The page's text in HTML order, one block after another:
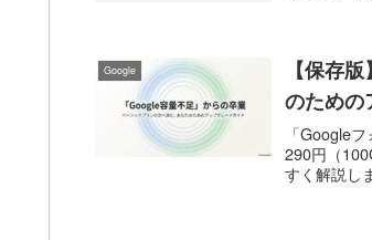
Google
【保存
のための
「Google
290円（
すく解説し